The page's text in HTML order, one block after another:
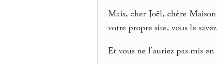
Mais, cher Joël, chère
votre propre site, vous le
Et vous ne l’auriez pas mis